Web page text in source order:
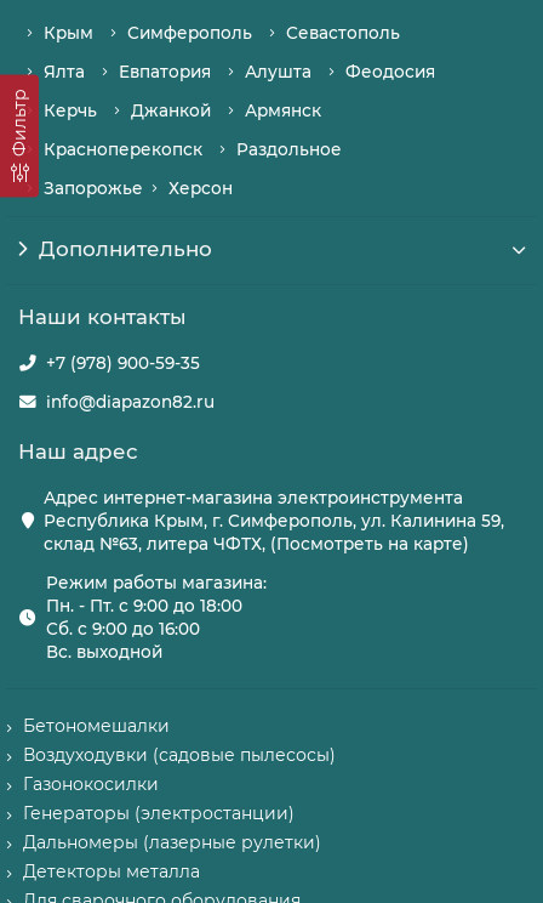
Фильтр
Крым Симферополь
Севастополь
Ялта
Евпатория Алушта
Феодосия
Керчь
Джанкой
Армянск
Красноперекопск
Раздольное
Запорожье
Херсон
Дополнительно
Наши контакты
+7 (978) 900-59-35
info@diapazon82.ru
Наш адрес
Адрес интернет-магазина электроинструмента
Республика Крым, г. Симферополь, ул. Калинина 59,
склад №63, литера ЧФТХ, (Посмотреть на карте)
Режим работы магазина:
Пн. - Пт. с 9:00 до 18:00
Сб. с 9:00 до 16:00
Вс. выходной
Бетономешалки
Воздуходувки (садовые пылесосы)
Газонокосилки
Генераторы (электростанции)
Дальномеры (лазерные рулетки)
Детекторы металла